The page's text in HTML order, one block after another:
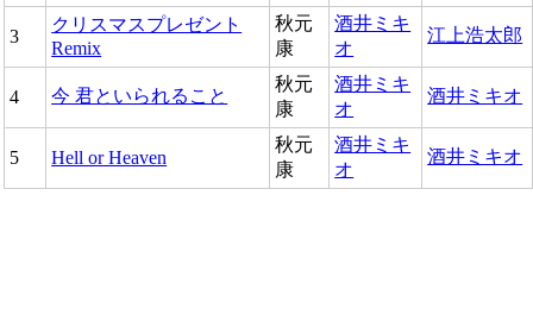
3
クリスマスプレゼント
Remix
秋元
康
酒井ミキ
オ
江上浩太郎
4 今 君といられること
秋元
康
酒井ミキ
オ
酒井ミキオ
5 Hell or Heaven
秋元
康
酒井ミキ
オ
酒井ミキオ